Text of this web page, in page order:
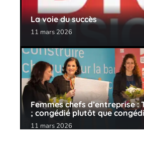
La voie du succès
11 mars 2026
Femmes chefs d’entreprise :
; congédié plutôt que
11 mars 2026